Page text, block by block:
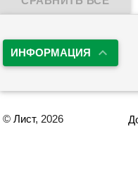
ИНФОРМАЦИЯ
© Лист, 2026